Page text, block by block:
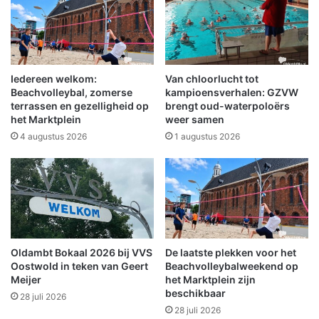
u
r
i
n
O
o
s
t
e
r
i
j
k
r
z
i
t
t
e
r
P
v
A
O
l
d
a
m
b
t
Iedereen welkom:
Beachvolleybal, zomerse
terrassen en gezelligheid op
het Marktplein
4 augustus 2026
Van chloorlucht tot
kampioensverhalen: GZVW
brengt oud-waterpoloërs
weer samen
1 augustus 2026
Oldambt Bokaal 2026 bij VVS
Oostwold in teken van Geert
Meijer
28 juli 2026
De laatste plekken voor het
Beachvolleybalweekend op
het Marktplein zijn
beschikbaar
28 juli 2026